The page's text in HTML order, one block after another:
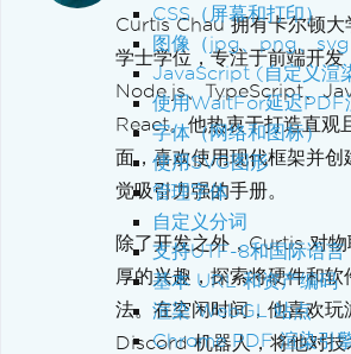
CSS（屏幕和打印）
图像（jpg、png、svg
JavaScript (自定义渲
使用WaitFor延迟PDF
字体（网络和图标）
使用SVG图形
管理字体
自定义分词
支持UTF-8和国际语言
基本 URL 和资产编码
渲染 WebGL 站点
Chrome PDF 渲染引
Curtis Chau 拥有卡尔顿大
学士学位，专注于前端开发
Node.js、TypeScript、
React。他热衷于打造直观
面，喜欢使用现代框架并创
觉吸引力强的手册。
除了开发之外，Curtis 对
厚的兴趣，探索将硬件和软
法。在空闲时间，他喜欢玩
Discord 机器人，将他对技